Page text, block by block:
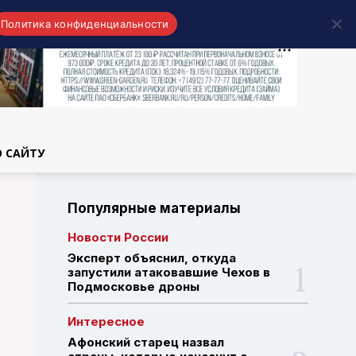
САЙТУ
Популярные материалы
Новости России
Эксперт объяснил, откуда
запустили атаковавшие Чехов в
Подмосковье дроны
Интересное
Афонский старец назвал
Политика конфиденциальности